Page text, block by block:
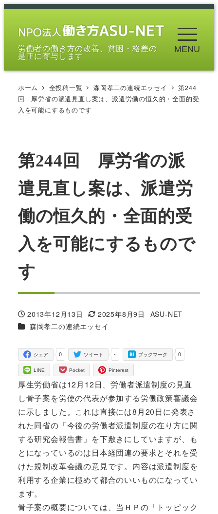
メ
労働者の働き方の改善、貧困・格差の
是正に寄与します
MENU
ホーム 全投稿一覧 森岡孝二の連続エッセイ
第244
回 厚労省の派遣見直し案は、派遣労働の恒久的・全面的受
入を可能にするものです
第244回 厚労省の派
遣見直し案は、派遣労
働の恒久的・全面的受
入を可能にするもので
す
投稿日
2013年12月13日
更新日
2025年8月9日
著
ASU-NET
カテゴリー
森岡孝二の連続エッセイ
0
シェア -
ツイート 0
ブックマーク
LINE Pocket Pinterest
厚生労働省は12月12日、労働者派遣制度の見直
し骨子案を労使の代表が参加する労働政策審議会
に示しました。これは直接には8月20日に発表さ
れた同省の「今後の労働者派遣制度の在り方に関
する研究会報告書」を下敷きにしていますが、も
とになっているのは日本経団連の要求とそれを受
けた規制改革会議の意見です。内容は派遣制度を
利用する企業に極めて都合のいいものになってい
ます。
骨子案の概要については、当ＨＰの「トッピック